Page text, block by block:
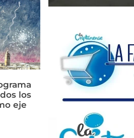
los
eje